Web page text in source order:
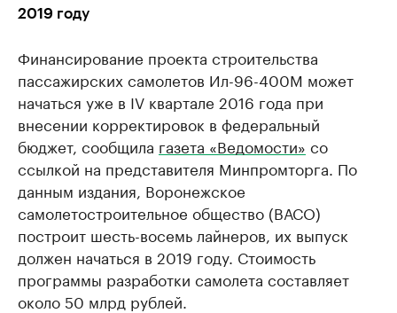
2019 году
Финансирование проекта строительства
пассажирских самолетов Ил-96-400М может
начаться уже в IV квартале 2016 года при
внесении корректировок в федеральный
бюджет, сообщила газета «Ведомости» со
ссылкой на представителя Минпромторга. По
данным издания, Воронежское
самолетостроительное общество (ВАСО)
построит шесть-восемь лайнеров, их выпуск
должен начаться в 2019 году. Стоимость
программы разработки самолета составляет
около 50 млрд рублей.